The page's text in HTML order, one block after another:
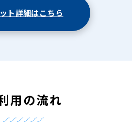
ト詳細はこちら
用の流れ